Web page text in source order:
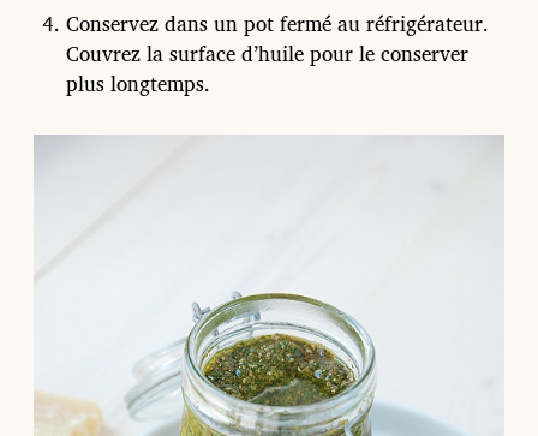
Conservez dans un pot fermé au réfrigérateur.
Couvrez la surface d’huile pour le conserver
plus longtemps.